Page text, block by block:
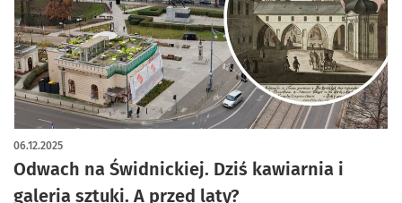
Odwach na Świdnickiej. Dziś kawiarnia i
galeria sztuki. A przed laty?
06.12.2025
artykuł z galerią zdjęć